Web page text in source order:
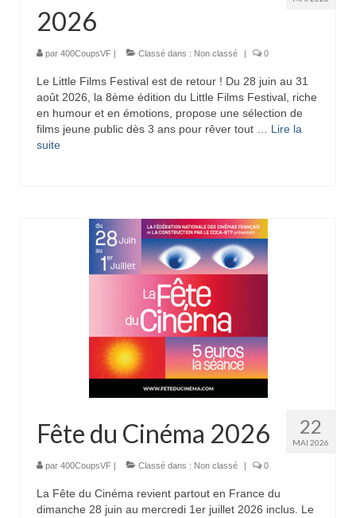
2026
par 400CoupsVF Classé dans : Non classé 0
Le Little Films Festival est de retour ! Du 28 juin au 31
août 2026, la 8ème édition du Little Films Festival, riche
en humour et en émotions, propose une sélection de
films jeune public dès 3 ans pour rêver tout … Lire la
suite­­
22
MAI 2026
Fête du Cinéma 2026
par 400CoupsVF Classé dans : Non classé 0
La Fête du Cinéma revient partout en France du
dimanche 28 juin au mercredi 1er juillet 2026 inclus. Le